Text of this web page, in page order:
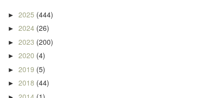
► 2025 (444)
► 2024 (26)
► 2023 (200)
► 2020 (4)
► 2019 (5)
► 2018 (44)